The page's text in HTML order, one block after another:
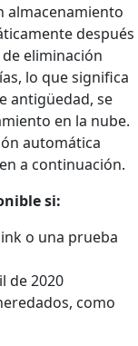
almacenamiento
después
eliminación
lo que significa
antigüedad, se
en la nube.
automática
a continuación.
si:
o una prueba
de 2020
como